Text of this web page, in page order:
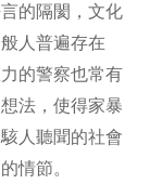
的隔閡，文化
人普遍存在
的警察也常有
法，使得家暴
人聽聞的社會
情節。